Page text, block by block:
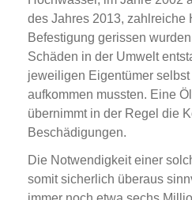
des Jahres 2013, zahlreiche
Befestigung gerissen
Schäden in der Umwelt
jeweiligen Eigentümer
aufkommen mussten. Eine
übernimmt in der Regel die
Beschädigungen.
Die Notwendigkeit einer
somit sicherlich überaus